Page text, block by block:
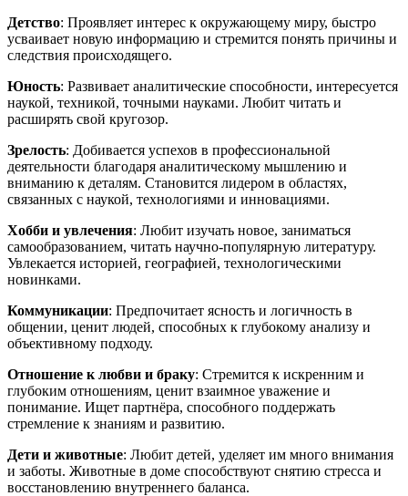
Детство: Проявляет интерес к окружающему миру, быстро
усваивает новую информацию и стремится понять причины и
следствия происходящего.
Юность: Развивает аналитические способности, интересуется
наукой, техникой, точными науками. Любит читать и
расширять свой кругозор.
Зрелость: Добивается успехов в профессиональной
деятельности благодаря аналитическому мышлению и
вниманию к деталям. Становится лидером в областях,
связанных с наукой, технологиями и инновациями.
Хобби и увлечения: Любит изучать новое, заниматься
самообразованием, читать научно-популярную литературу.
Увлекается историей, географией, технологическими
новинками.
Коммуникации: Предпочитает ясность и логичность в
общении, ценит людей, способных к глубокому анализу и
объективному подходу.
Отношение к любви и браку: Стремится к искренним и
глубоким отношениям, ценит взаимное уважение и
понимание. Ищет партнёра, способного поддержать
стремление к знаниям и развитию.
Дети и животные: Любит детей, уделяет им много внимания
и заботы. Животные в доме способствуют снятию стресса и
восстановлению внутреннего баланса.